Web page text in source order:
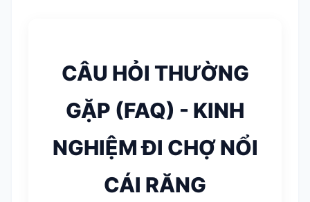
CÂU HỎI THƯỜNG
GẶP (FAQ) - KINH
NGHIỆM ĐI CHỢ NỔI
CÁI RĂNG